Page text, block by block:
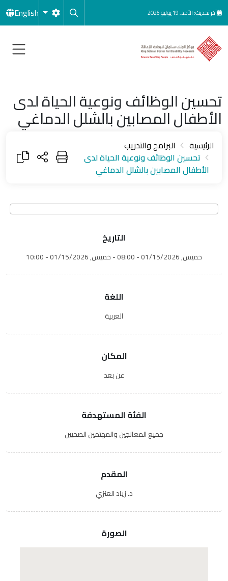
تجاوز إلى المحتوى الرئيسي
آخر تحديث: الأحد, 19 يوليو 2026 English
تحسين الوظائف ونوعية الحياة لدى
الأطفال المصابين بالشلل الدماغي
الرئيسية
البرامج والتدريب
تحسين الوظائف ونوعية الحياة لدى
الأطفال المصابين بالشلل الدماغي
التاريخ
خميس, 01/15/2026 - 08:00 -خميس, 01/15/2026 - 10:00
اللغة
العربية
المكان
عن بعد
الفئة المستهدفة
جميع المعالجين والمهتمين الصحيين
المقدم
د. زياد العنزي
الصورة